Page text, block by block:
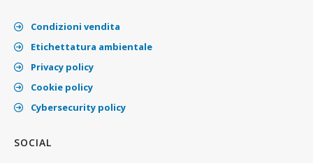
Condizioni vendita
Etichettatura ambientale
Privacy policy
Cookie policy
Cybersecurity policy
SOCIAL